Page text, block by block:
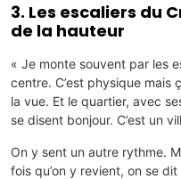
3. Les escaliers du
de la hauteur
« Je monte souvent par les
centre. C’est physique mais
la vue. Et le quartier, avec
se disent bonjour. C’est un
On y sent un autre rythme.
fois qu’on y revient, on se